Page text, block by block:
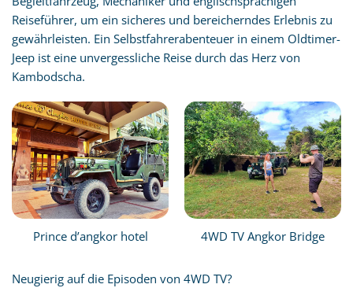
Reiseführer, um ein sicheres und bereicherndes Erlebnis zu
gewährleisten. Ein Selbstfahrerabenteuer in einem Oldtimer-
Jeep ist eine unvergessliche Reise durch das Herz von
Kambodscha.
Prince d’angkor hotel 4WD TV Angkor Bridge
Neugierig auf die Episoden von 4WD TV?